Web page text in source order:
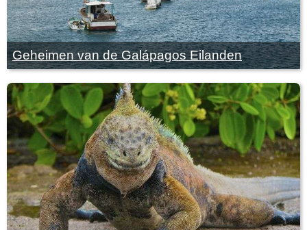
Geheimen van de Galápagos Eilanden